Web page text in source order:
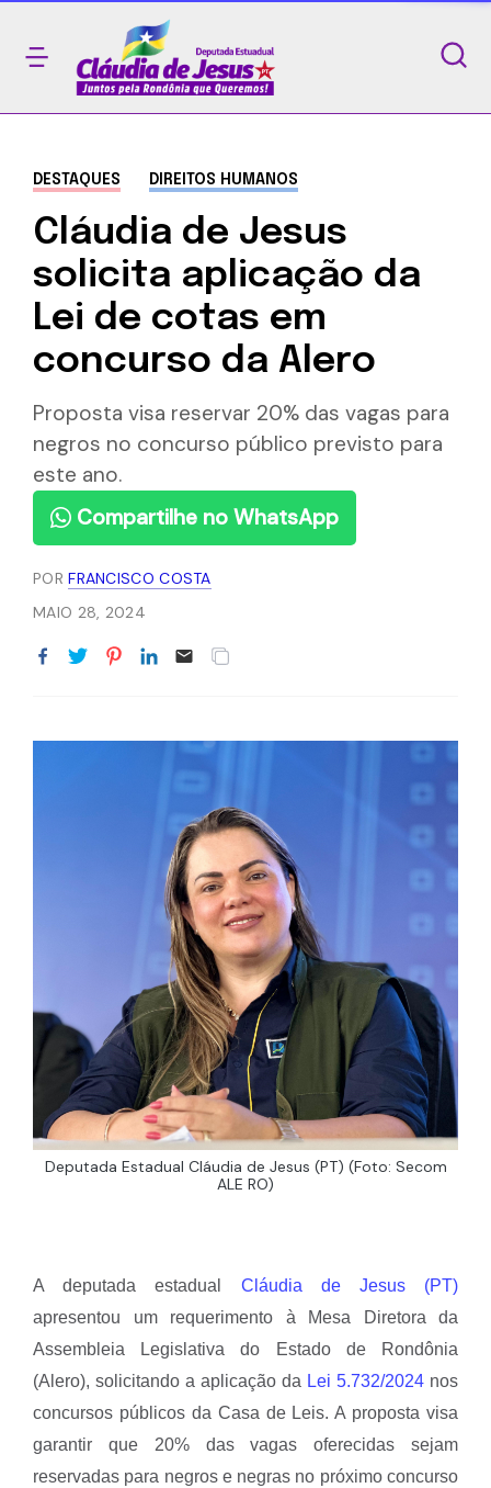
DESTAQUES DIREITOS HUMANOS
Cláudia de Jesus
solicita aplicação da
Lei de cotas em
concurso da Alero
Proposta visa reservar 20% das vagas para
negros no concurso público previsto para
este ano.
Compartilhe no WhatsApp
PORFRANCISCO COSTA
MAIO 28, 2024
Deputada Estadual Cláudia de Jesus (PT) (Foto: Secom
ALE RO)
A deputada estadual Cláudia de Jesus (PT)
apresentou um requerimento à Mesa Diretora da
Assembleia Legislativa do Estado de Rondônia
(Alero), solicitando a aplicação da Lei 5.732/2024 nos
concursos públicos da Casa de Leis. A proposta visa
garantir que 20% das vagas oferecidas sejam
reservadas para negros e negras no próximo concurso